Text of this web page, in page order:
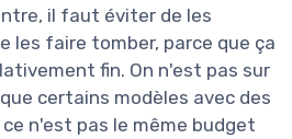
il faut éviter de les
les faire tomber, parce que ça
fin. On n'est pas sur
certains modèles avec des
n'est pas le même budget